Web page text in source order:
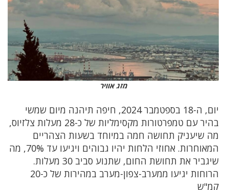
מזג אוויר
יום, ה-18 בספטמבר 2024, חיפה תיהנה מיום שמשי
בהיר עם טמפרטורות מקסימליות של כ-28 מעלות צלזיוס,
מה שיעניק תחושה חמה במיוחד בשעות הצהריים
המאוחרות. אחוזי הלחות יהיו גבוהים ויגיעו עד 70%, מה
שיגביר את תחושת החום, שתנוע סביב 30 מעלות.
הרוחות יגיעו ממערב-צפון-מערב במהירות של כ-20
קמ"ש